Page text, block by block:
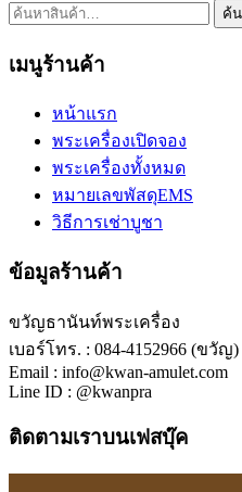
ค้นหา: ค้
เมนูร้านค้า
หน้าแรก
พระเครื่องเปิดจอง
พระเครื่องทั้งหมด
หมายเลขพัสดุEMS
วิธีการเช่าบูชา
ข้อมูลร้านค้า
ขวัญธานันท์พระเครื่อง
เบอร์โทร. : 084-4152966 (ขวัญ)
Email : info@kwan-amulet.com
Line ID : @kwanpra
ติดตามเราบนเฟสบุ๊ค